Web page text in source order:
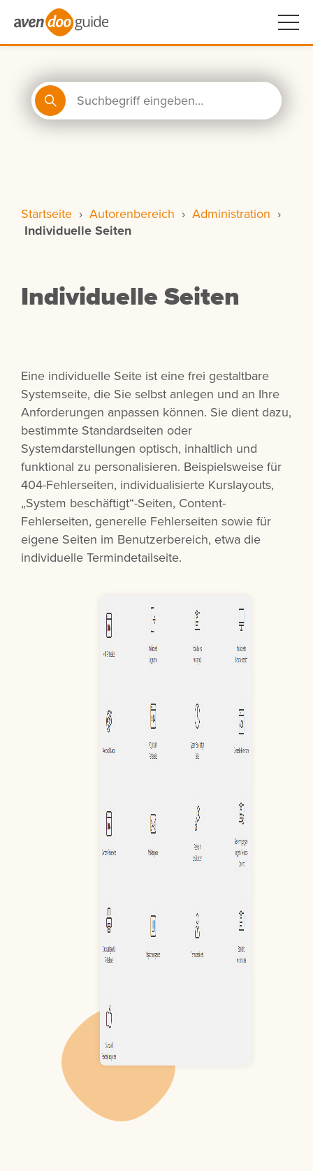
Startseite › Autorenbereich › Administration ›
Individuelle Seiten
Individuelle Seiten
Eine individuelle Seite ist eine frei gestaltbare
Systemseite, die Sie selbst anlegen und an Ihre
Anforderungen anpassen können. Sie dient dazu,
bestimmte Standardseiten oder
Systemdarstellungen optisch, inhaltlich und
funktional zu personalisieren. Beispielsweise für
404-Fehlerseiten, individualisierte Kurslayouts,
„System beschäftigt“-Seiten, Content-
Fehlerseiten, generelle Fehlerseiten sowie für
eigene Seiten im Benutzerbereich, etwa die
individuelle Termindetailseite.